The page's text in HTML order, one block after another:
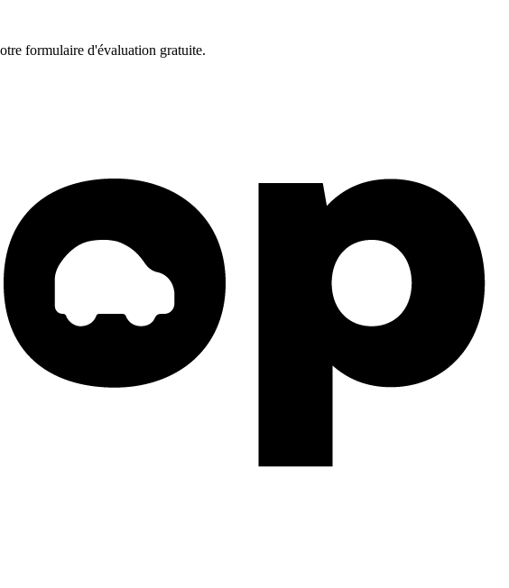
formulaire d'évaluation gratuite.